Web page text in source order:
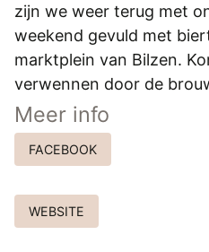
PERS/
zijn we weer terug met
weekend gevuld met
marktplein van Bilzen.
verwennen door de
Meer info
FACEBOOK
WEBSITE